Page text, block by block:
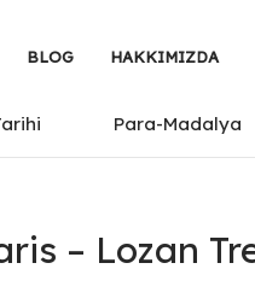
BLOG HAKKIMIZDA
Para-Madalya
– Lozan